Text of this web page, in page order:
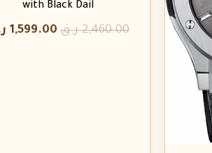
with Black Dail
2,460.00 ر.ق 1,599.00